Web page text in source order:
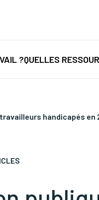
?QUELLES
/Financement/
handicapés en